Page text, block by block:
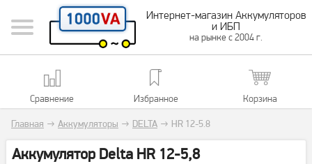
Интернет-магазин Аккумуляторов
и ИБП
на рынке с 2004 г.
Сравнение Избранное Корзина
Главная → Аккумуляторы → DELTA → HR 12-5.8
Аккумулятор Delta HR 12-5,8